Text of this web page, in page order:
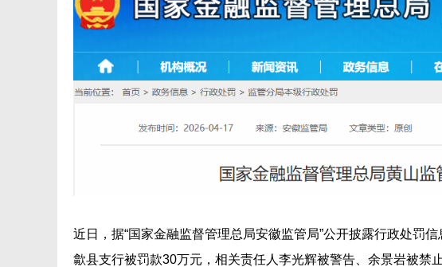
近日，据“国家金融监督管理总局安徽监管局”公开披露行政处罚
歙县支行被罚款30万元，相关责任人李光辉被警告、余景岩被禁